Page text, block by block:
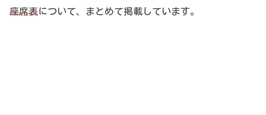
座席表について、まとめて掲載しています。